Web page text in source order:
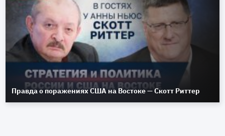
Правда о поражениях США на Востоке — Скотт Риттер